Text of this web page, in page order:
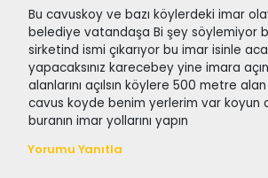
Bu cavuskoy ve bazı köylerdeki imar
belediye vatandaşa Bi şey söylemiyor
sirketind ismi çıkarıyor bu imar isinle
yapacaksınız karecebey yine imara
alanlarını açılsın köylere 500 metre
cavus koyde benim yerlerim var koyun
buranın imar yollarını yapın
Yorumu Yanıtla